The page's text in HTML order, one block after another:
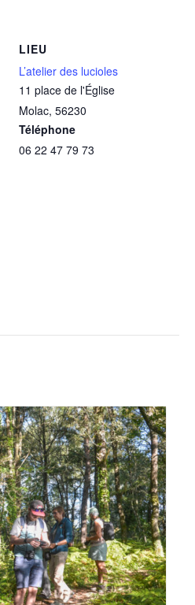
LIEU
L’atelier des lucioles
11 place de l'Église
Molac, 56230
Téléphone
06 22 47 79 73